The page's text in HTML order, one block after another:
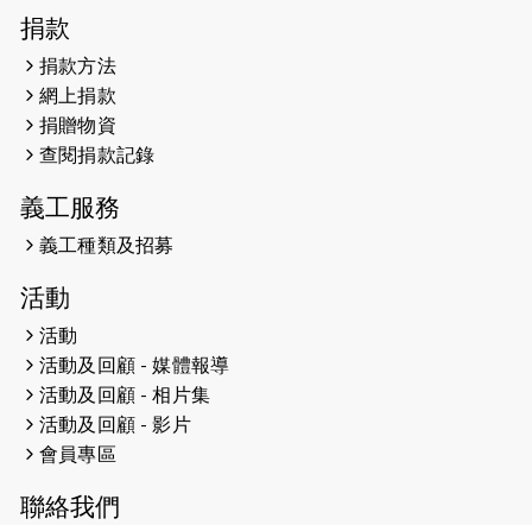
2026-04-30
2026-04-25
2026-04-24
2026-04-23
2026-04-19
2026-04-16
猛龍長跑隊恆常練習 - 4月16日
（19:00開始）
2026-04-12
捐款
捐款方法
網上捐款
捐贈物資
查閱捐款記錄
義工服務
義工種類及招募
活動
活動
活動及回顧 - 媒體報導
活動及回顧 - 相片集
活動及回顧 - 影片
會員專區
聯絡我們